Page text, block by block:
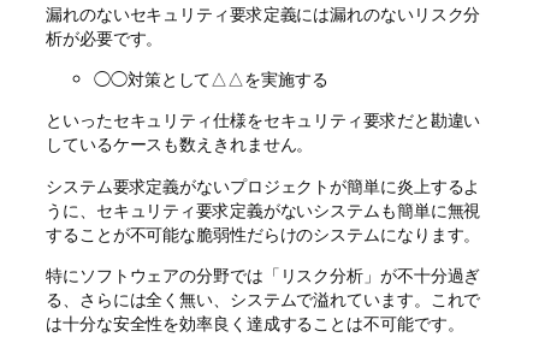
漏れのないセキュリティ要求定義には漏れのないリスク分
析が必要です。
◯◯対策として△△を実施する
といったセキュリティ仕様をセキュリティ要求だと勘違い
しているケースも数えきれません。
システム要求定義がないプロジェクトが簡単に炎上するよ
うに、セキュリティ要求定義がないシステムも簡単に無視
することが不可能な脆弱性だらけのシステムになります。
特にソフトウェアの分野では「リスク分析」が不十分過ぎ
る、さらには全く無い、システムで溢れています。これで
は十分な安全性を効率良く達成することは不可能です。